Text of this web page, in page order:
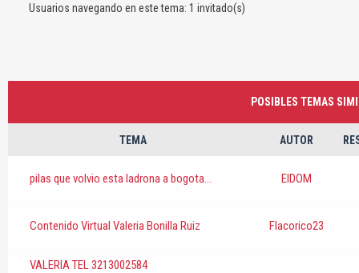
Usuarios navegando en este tema: 1 invitado(s)
POSIBLES TEMAS
TEMA AUTOR
pilas que volvio esta ladrona a bogota... ElDOM
Contenido Virtual Valeria Bonilla Ruiz Flacorico23
VALERIA TEL 3213002584